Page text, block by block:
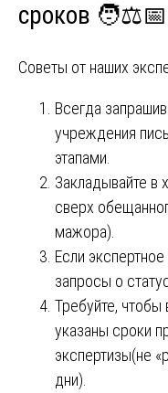
сроков 🧑⚖️📅
Советы от наших
Всегда
учреждения
этапами.
Закладывайте в
сверх
мажора).
Если
запросы о
Требуйте,
указаны сроки
экспертизы(не
дни).